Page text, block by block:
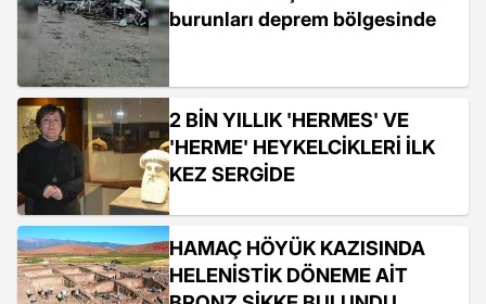
burunları deprem bölgesinde
2 BİN YILLIK 'HERMES' VE
'HERME' HEYKELCİKLERİ İLK
KEZ SERGİDE
HAMAÇ HÖYÜK KAZISINDA
HELENİSTİK DÖNEME AİT